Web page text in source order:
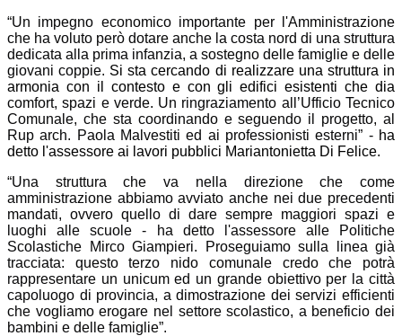
“Un impegno economico importante per l'Amministrazione
che ha voluto però dotare anche la costa nord di una struttura
dedicata alla prima infanzia, a sostegno delle famiglie e delle
giovani coppie. Si sta cercando di realizzare una struttura in
armonia con il contesto e con gli edifici esistenti che dia
comfort, spazi e verde. Un ringraziamento all’Ufficio Tecnico
Comunale, che sta coordinando e seguendo il progetto, al
Rup arch. Paola Malvestiti ed ai professionisti esterni” - ­­ha
detto l'assessore ai lavori pubblici Mariantonietta Di Felice.
“Una struttura che va nella direzione che come
amministrazione abbiamo avviato anche nei due precedenti
mandati, ovvero quello di dare sempre maggiori spazi e
luoghi alle scuole - ha detto l'assessore alle Politiche
Scolastiche Mirco Giampieri. Proseguiamo sulla linea già
tracciata: questo terzo nido comunale credo che potrà
rappresentare un unicum ed un grande obiettivo per la città
capoluogo di provincia, a dimostrazione dei servizi efficienti
che vogliamo erogare nel settore scolastico, a beneficio dei
bambini e delle famiglie”.